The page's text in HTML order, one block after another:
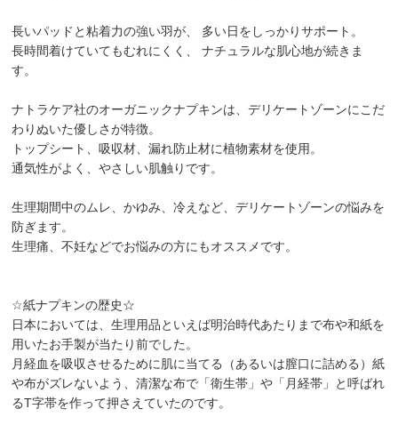
長いパッドと粘着力の強い羽が、 多い日をしっかりサポート。
長時間着けていてもむれにくく、 ナチュラルな肌心地が続きま
す。
ナトラケア社のオーガニックナプキンは、デリケートゾーンにこだ
わりぬいた優しさが特徴。
トップシート、吸収材、漏れ防止材に植物素材を使用。
通気性がよく、やさしい肌触りです。
生理期間中のムレ、かゆみ、冷えなど、デリケートゾーンの悩みを
防ぎます。
生理痛、不妊などでお悩みの方にもオススメです。
☆紙ナプキンの歴史☆
日本においては、生理用品といえば明治時代あたりまで布や和紙を
用いたお手製が当たり前でした。
月経血を吸収させるために肌に当てる（あるいは膣口に詰める）紙
や布がズレないよう、清潔な布で「衛生帯」や「月経帯」と呼ばれ
るT字帯を作って押さえていたのです。